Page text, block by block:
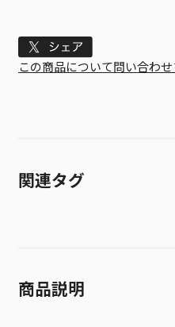
Tweet
この商品について問い合わせ
関連タグ
商品説明